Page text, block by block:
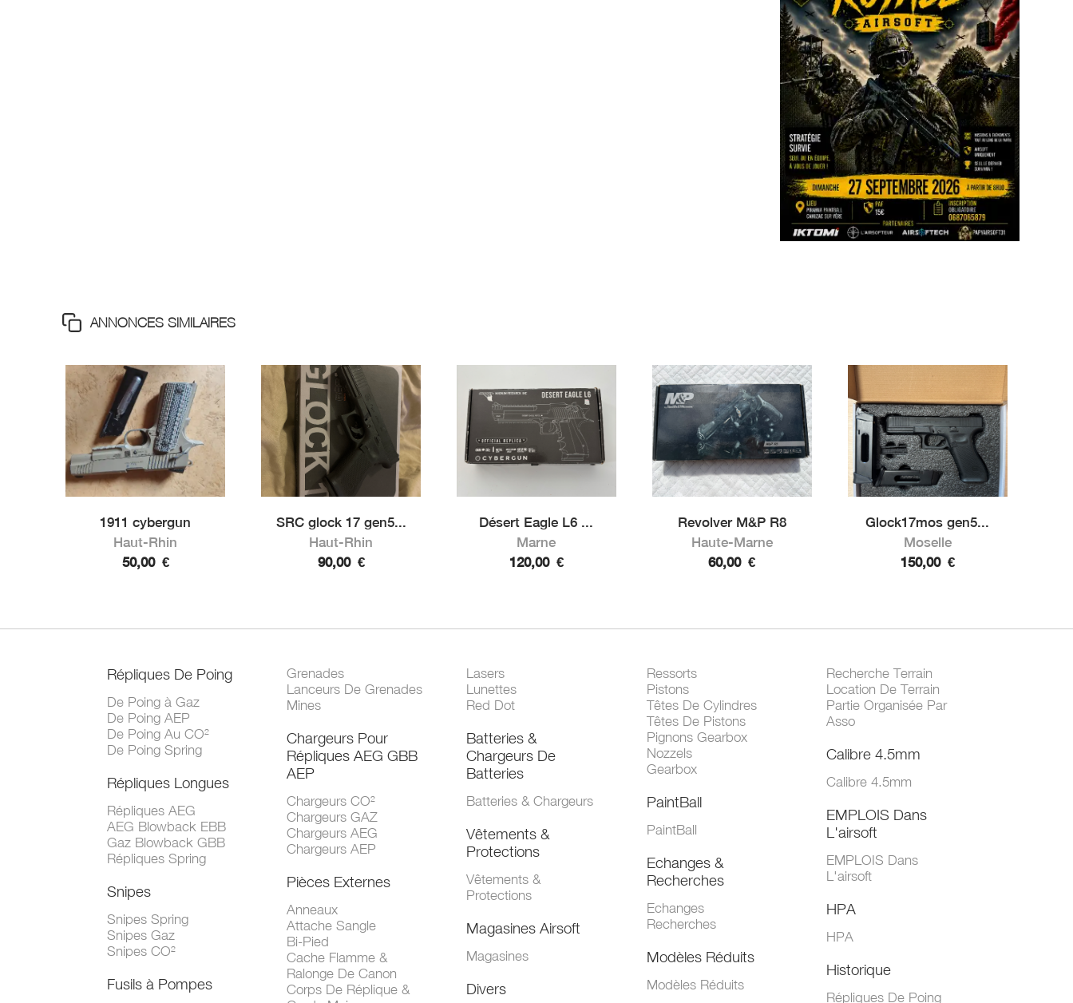
ANNONCES SIMILAIRES
1911 cybergun
Haut-Rhin
50,00 €
SRC glock 17 gen5...
Haut-Rhin
90,00 €
Désert Eagle L6 ...
Marne
120,00 €
Revolver M&P R8
Haute-Marne
60,00 €
Glock17mos gen5...
Moselle
150,00 €
Répliques De Poing
De Poing à Gaz
De Poing AEP
De Poing Au CO²
De Poing Spring
Répliques Longues
Répliques AEG
AEG Blowback EBB
Gaz Blowback GBB
Répliques Spring
Snipes
Snipes Spring
Snipes Gaz
Snipes CO²
Fusils à Pompes
Grenades
Lanceurs De Grenades
Mines
Chargeurs Pour
Répliques AEG GBB
AEP
Chargeurs CO²
Chargeurs GAZ
Chargeurs AEG
Chargeurs AEP
Pièces Externes
Anneaux
Attache Sangle
Bi-Pied
Cache Flamme &
Ralonge De Canon
Corps De Réplique &
Lasers
Lunettes
Red Dot
Batteries &
Chargeurs De
Batteries
Batteries & Chargeurs
Vêtements &
Protections
Vêtements &
Protections
Magasines Airsoft
Magasines
Divers
Ressorts
Pistons
Têtes De Cylindres
Têtes De Pistons
Pignons Gearbox
Nozzels
Gearbox
PaintBall
PaintBall
Echanges &
Recherches
Echanges
Recherches
Modèles Réduits
Modèles Réduits
Recherche Terrain
Location De Terrain
Partie Organisée Par
Asso
Calibre 4.5mm
Calibre 4.5mm
EMPLOIS Dans
L'airsoft
EMPLOIS Dans
L'airsoft
HPA
HPA
Historique
Répliques De Poing